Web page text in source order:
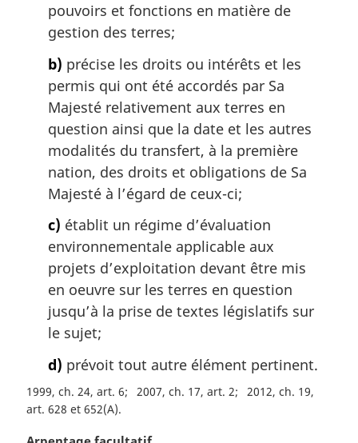
pouvoirs et fonctions en matière de
gestion des terres;
b) précise les droits ou intérêts et les
permis qui ont été accordés par Sa
Majesté relativement aux terres en
question ainsi que la date et les autres
modalités du transfert, à la première
nation, des droits et obligations de Sa
Majesté à l’égard de ceux-ci;
c) établit un régime d’évaluation
environnementale applicable aux
projets d’exploitation devant être mis
en oeuvre sur les terres en question
jusqu’à la prise de textes législatifs sur
le sujet;
d) prévoit tout autre élément pertinent.
1999, ch. 24, art. 6 2007, ch. 17, art. 2
2012, ch. 19,
art. 628 et 652(A)